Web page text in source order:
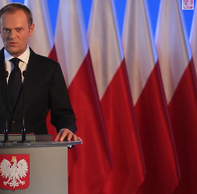
než 350 akcí týkajících se
evropské politiky.
společnosti, ochrany
XXXIII. ekonomického fóra
Varšavskou
fórem. Odborníci
analýzy nejdůležitějších
problémů v Polsku a střední